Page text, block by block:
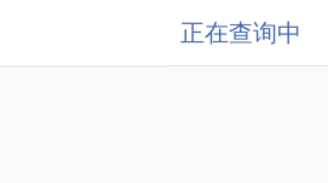
正在查询中